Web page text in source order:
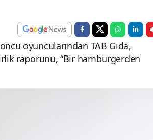
oyuncularından TAB Gıda,
raporunu, “Bir hamburgerden